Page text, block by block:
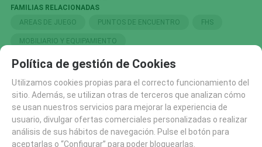
FAMILIAS RELACIONADAS
AREAS DE JUEGO
PUNTOS DE ENCUENTRO FHS
MOBILIARIO Y EQUIPAMIENTO
BÚSQUEDA POR ETIQUETAS
FHS DESCATALOGADOS 2026
SOLICITAR MÁS INFO RECOMENDAR
Política de gestión de Cookies
Utilizamos cookies propias para el correcto funcionamiento del
sitio. Además, se utilizan otras de terceros que analizan cómo
se usan nuestros servicios para mejorar la experiencia de
usuario, divulgar ofertas comerciales personalizadas o realizar
análisis de sus hábitos de navegación. Pulse el botón para
aceptarlas o “Configurar” para poder bloquearlas.